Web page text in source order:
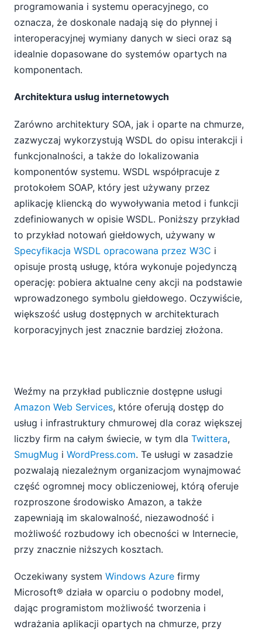
programowania i systemu operacyjnego, co
oznacza, że doskonale nadają się do płynnej i
interoperacyjnej wymiany danych w sieci oraz są
idealnie dopasowane do systemów opartych na
komponentach.
Architektura usług internetowych
Zarówno architektury SOA, jak i oparte na chmurze,
zazwyczaj wykorzystują WSDL do opisu interakcji i
funkcjonalności, a także do lokalizowania
komponentów systemu. WSDL współpracuje z
protokołem SOAP, który jest używany przez
aplikację kliencką do wywoływania metod i funkcji
zdefiniowanych w opisie WSDL. Poniższy przykład
to przykład notowań giełdowych, używany w
Specyfikacja WSDL opracowana przez W3C i
opisuje prostą usługę, która wykonuje pojedynczą
operację: pobiera aktualne ceny akcji na podstawie
wprowadzonego symbolu giełdowego. Oczywiście,
większość usług dostępnych w architekturach
korporacyjnych jest znacznie bardziej złożona.
Weźmy na przykład publicznie dostępne usługi
Amazon Web Services, które oferują dostęp do
usług i infrastruktury chmurowej dla coraz większej
liczby firm na całym świecie, w tym dla Twittera,
SmugMug i WordPress.com. Te usługi w zasadzie
pozwalają niezależnym organizacjom wynajmować
część ogromnej mocy obliczeniowej, którą oferuje
rozproszone środowisko Amazon, a także
zapewniają im skalowalność, niezawodność i
możliwość rozbudowy ich obecności w Internecie,
przy znacznie niższych kosztach.
Oczekiwany system Windows Azure firmy
Microsoft® działa w oparciu o podobny model,
dając programistom możliwość tworzenia i
wdrażania aplikacji opartych na chmurze, przy